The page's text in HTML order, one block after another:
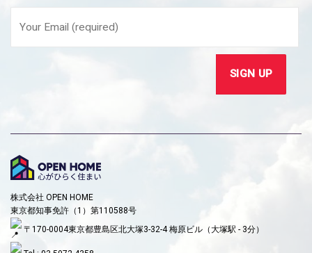
株式会社 OPEN HOME
東京都知事免許（1）第110588号
〒170-0004東京都豊島区北大塚3-32-4 梅原ビル（大塚駅 - 3分）